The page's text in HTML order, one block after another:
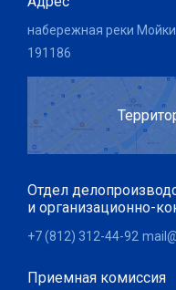
набережная реки
191186
Отдел
и организационно-
+7 (812) 312-44-92
Приемная комиссия